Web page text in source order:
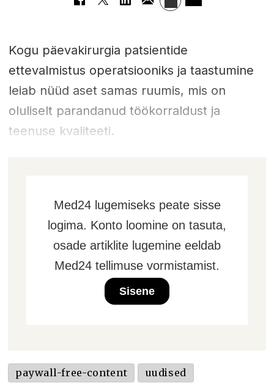
Kogu päevakirurgia patsientide
ettevalmistus operatsiooniks ja taastumine
leiab nüüd aset samas ruumis, mis on
oluliselt parandanud töökorraldust ja
teenuse kvaliteeti.
Med24 lugemiseks peate sisse
logima. Konto loomine on tasuta,
osade artiklite lugemine eeldab
Med24 tellimuse vormistamist.
Sisene
paywall-free-content uudised